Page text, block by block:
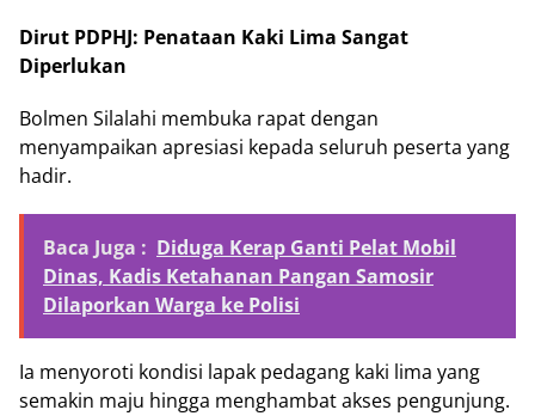
Dirut PDPHJ: Penataan Kaki Lima Sangat
Diperlukan
Bolmen Silalahi membuka rapat dengan
menyampaikan apresiasi kepada seluruh peserta yang
hadir.
Baca Juga : Diduga Kerap Ganti Pelat Mobil
Dinas, Kadis Ketahanan Pangan Samosir
Dilaporkan Warga ke Polisi
Ia menyoroti kondisi lapak pedagang kaki lima yang
semakin maju hingga menghambat akses pengunjung.